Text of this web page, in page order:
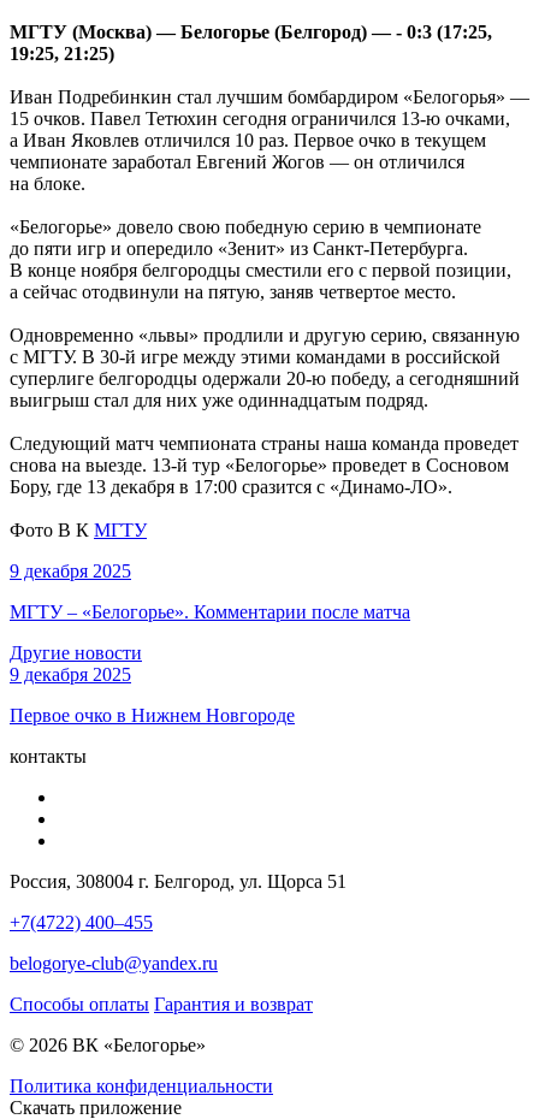
МГТУ (Москва) — Белогорье (Белгород) — - 0:3 (17:25,
19:25, 21:25)
Иван Подребинкин стал лучшим бомбардиром «Белогорья» —
15 очков. Павел Тетюхин сегодня ограничился 13-ю очками,
а Иван Яковлев отличился 10 раз. Первое очко в текущем
чемпионате заработал Евгений Жогов — он отличился
на блоке.
«Белогорье» довело свою победную серию в чемпионате
до пяти игр и опередило «Зенит» из Санкт-Петербурга.
В конце ноября белгородцы сместили его с первой позиции,
а сейчас отодвинули на пятую, заняв четвертое место.
Одновременно «львы» продлили и другую серию, связанную
с МГТУ. В 30-й игре между этими командами в российской
суперлиге белгородцы одержали 20-ю победу, а сегодняшний
выигрыш стал для них уже одиннадцатым подряд.
Следующий матч чемпионата страны наша команда проведет
снова на выезде. 13-й тур «Белогорье» проведет в Сосновом
Бору, где 13 декабря в 17:00 сразится с «Динамо-ЛО».
Фото В К МГТУ
9 декабря 2025
МГТУ – «Белогорье». Комментарии после матча
Другие новости
9 декабря 2025
Первое очко в Нижнем Новгороде
контакты
Россия, 308004 г. Белгород, ул. Щорса 51
+7(4722) 400–455
belogorye-club@yandex.ru
Способы оплаты Гарантия и возврат
© 2026 ВК «Белогорье»
Политика конфиденциальности
Скачать приложение